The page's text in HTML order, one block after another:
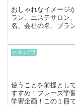
おしゃれなイメージ
ラン、エステサロン
名、会社の名、ブラ
イタリア語
使うことを前提とし
すすめ！フレーズ学
学習企画！この１冊